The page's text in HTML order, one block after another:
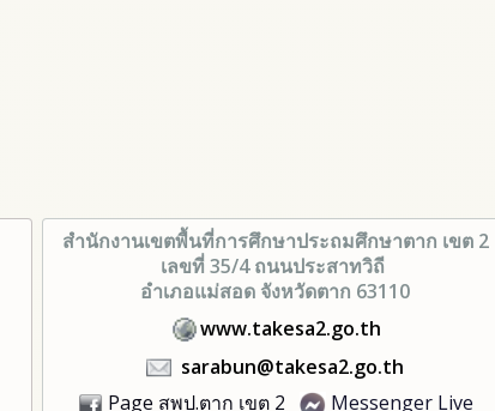
สำนักงานเขตพื้นที่การศึกษาประถมศึกษาตาก เขต 2
เลขที่ 35/4 ถนนประสาทวิถี
อำเภอแม่สอด จังหวัดตาก 63110
www.takesa2.go.th
sarabun@takesa2.go.th
Page สพป.ตาก เขต 2
Messenger Live